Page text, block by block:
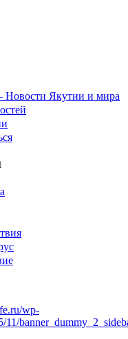
Новости Якутии и мира